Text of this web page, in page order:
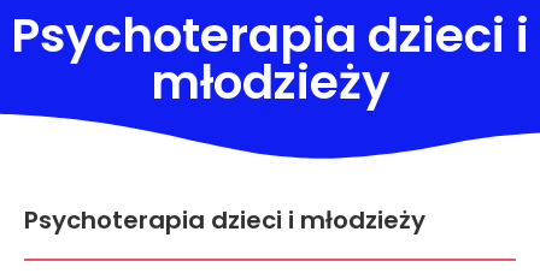
Psychoterapia dzieci i
młodzieży
Psychoterapia dzieci i młodzieży